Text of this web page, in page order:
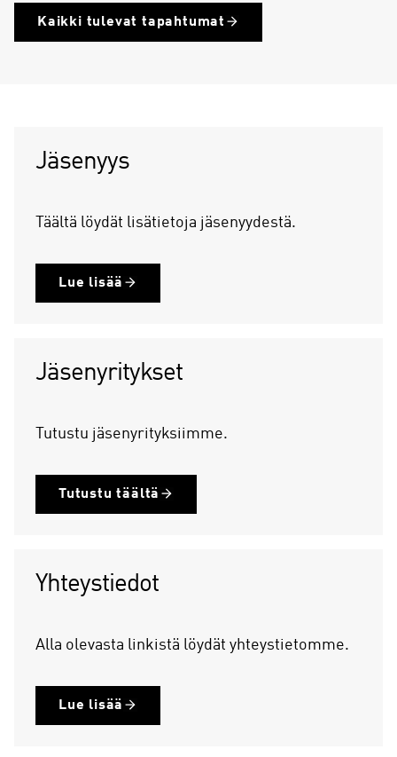
r
Kaikki tulevat tapahtumat
Jäsenyys
Täältä löydät lisätietoja jäsenyydestä.
Lue lisää
Jäsenyritykset
Tutustu jäsenyrityksiimme.
Tutustu täältä
Yhteystiedot
Alla olevasta linkistä löydät yhteystietomme.
Lue lisää